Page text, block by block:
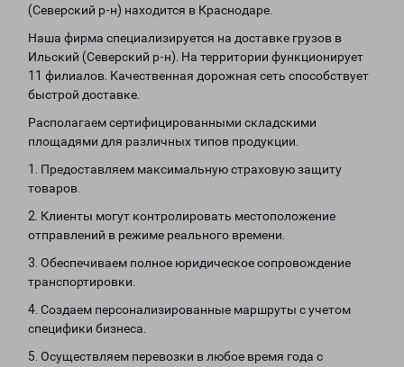
(Северский р-н) находится в Краснодаре.
Наша фирма специализируется на доставке грузов в
Ильский (Северский р-н). На территории функционирует
11 филиалов. Качественная дорожная сеть способствует
быстрой доставке.
Располагаем сертифицированными складскими
площадями для различных типов продукции.
1. Предоставляем максимальную страховую защиту
товаров.
2. Клиенты могут контролировать местоположение
отправлений в режиме реального времени.
3. Обеспечиваем полное юридическое сопровождение
транспортировки.
4. Создаем персонализированные маршруты с учетом
специфики бизнеса.
5. Осуществляем перевозки в любое время года с